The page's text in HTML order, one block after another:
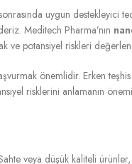
uygun
Meditech Pharma’nın
ve potansiyel riskleri
önemlidir. Erken
risklerini anlamanın
veya düşük kaliteli